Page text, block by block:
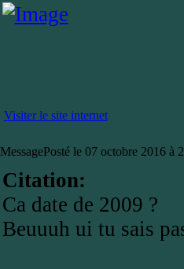
Visiter le site internet
MessagePosté le 07 octobre 2016 à
Citation:
Ca date de 2009 ?
Beuuuh ui tu sais